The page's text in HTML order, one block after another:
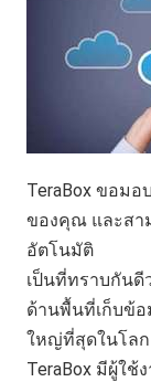
TeraBox ขอมอ
ของคุณ และสา
อัตโนมัติ
เป็นที่ทราบกันดี
ด้านพื้นที่เก็บข้
ใหญ่ที่สุดในโลก
TeraBox มีผู้ใช้